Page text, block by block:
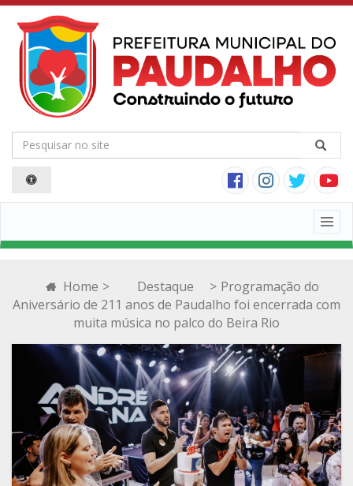
Home > Destaque > Programação do
Aniversário de 211 anos de Paudalho foi encerrada com
muita música no palco do Beira Rio